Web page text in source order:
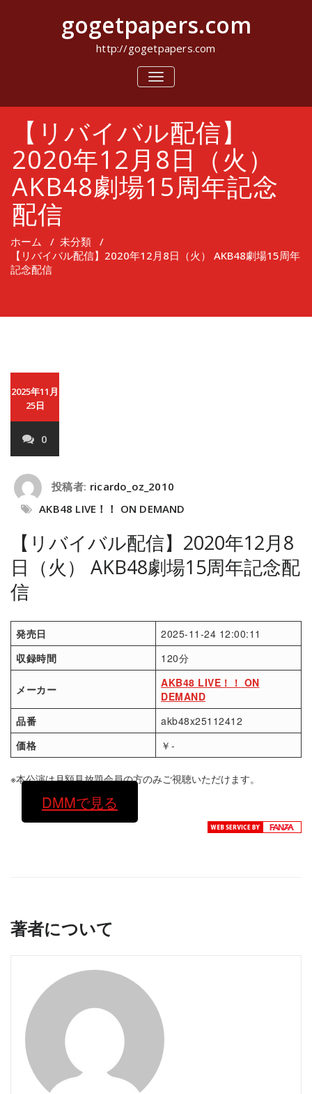
キ
gogetpapers.com
http://gogetpapers.com
ナ
ビ
シ
ョ
ン
を
切
り
替
【リバイバル配信】
2020年12月8日（火）
AKB48劇場15周年記念
配信
ホーム / 未分類 /
【リバイバル配信】2020年12月8日（火） AKB48劇場15周年
記念配信
2025年11月
25日
0
投稿者: ricardo_oz_2010
AKB48 LIVE！！ ON DEMAND
【リバイバル配信】2020年12月8
日（火） AKB48劇場15周年記念配
信
発売日
2025-11-24 12:00:11
収録時間
120分
メーカー
AKB48 LIVE！！ ON
DEMAND
品番
akb48x25112412
価格
￥-
※本公演は月額見放題会員の方のみご視聴いただけます。
DMMで見る
著者について